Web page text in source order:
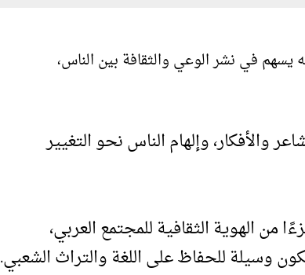
في نشر الوعي والثقافة بين الناس،
والأفكار، وإلهام الناس نحو التغيير
الهوية الثقافية للمجتمع العربي،
وسيلة للحفاظ على اللغة والتراث الشعبي.